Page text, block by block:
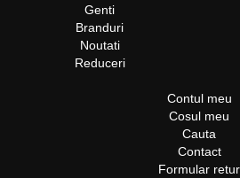
Genti
Branduri
Noutati
Reduceri
Contul meu
Cosul meu
Cauta
Contact
Formular retur